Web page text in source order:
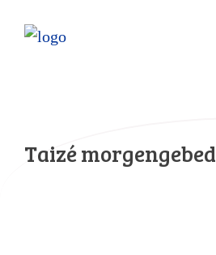
Taizé morgengebed